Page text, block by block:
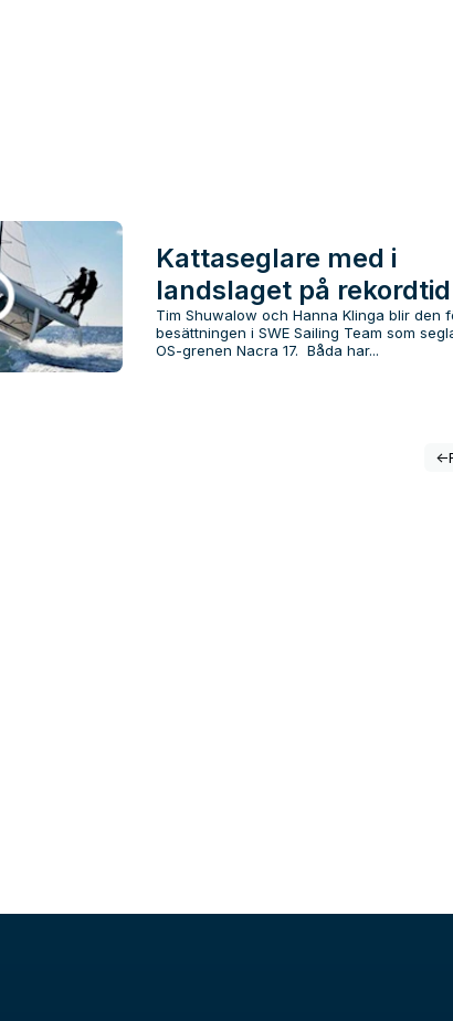
Kattaseglare med i
landslaget på rekordtid
Tim Shuwalow och Hanna Klinga blir den
besättningen i SWE Sailing Team som
OS-grenen Nacra 17. Båda har...
<-